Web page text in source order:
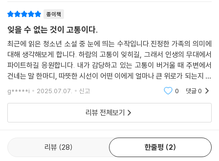
먹는다. 한 발짝 거리를 두고 부모를 바라보게 된 하람은 자기만의 세계를
3, 2, 1… 파이트!
내가 품고 싶은 세상을 향해
처음에는 엄마의 시선 끝을 좇다가 찾게 되었던 격투기 선수라는 꿈과 한
국이라는 공간은 점차 하람 자신의 고유한 세계가 되어 간다. 주먹이 와도
피하지 않는 하람의 간절한 열망은 용기로 거듭나고, 섣부르기만 하던 펀
치에 무게가 실린다. 혼자서 흔들리면서도 단단히 버텼던 시간이 있었기
야를 넓혀 자신이 품고 싶은 세상을 바라보는 하람의 걸음은 더욱 강하고
환하다. 각자의 링 위에서 삶을 버티고 있는 모든 이들에게 필요한 용기를
종이책
잊을 수 없는 것이 고통이다.
최근에 읽은 청소년 소설 중 눈에 띄는 수작입니다.진정한 가족의 의미에
대해 생각해보게 합니다. 하람의 고통이 잊히길, 그래서 인생의 무대에서
파이트하길 응원합니다. 내가 감당하고 있는 고통이 버거울 때 주변에서
건네는 말 한마디, 따뜻한 시선이 어떤 이에게 얼마나 큰 위로가 되는지 소
설은 스미듯 전해줍니다.#이라야 #창비 #changbi_insta
g*****i 2025.07.07. 신고 0 댓글0
리뷰 전체보기
리뷰 28 한줄평 2